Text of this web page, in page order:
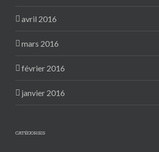
avril 2016
mars 2016
février 2016
janvier 2016
CATÉGORIES